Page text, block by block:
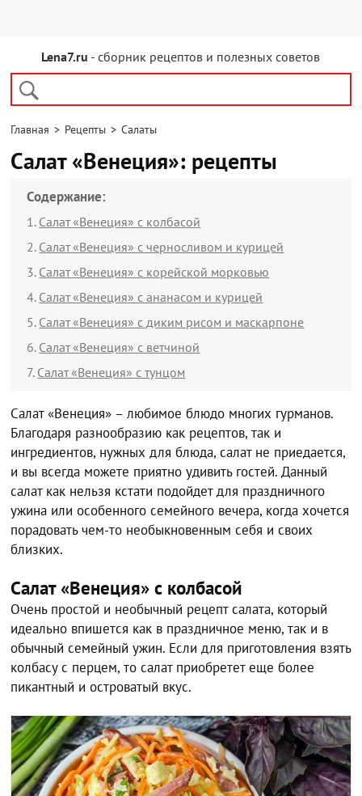
Lena7.ru - сборник рецептов и полезных советов
Главная > Рецепты >Салаты
Салат «Венеция»: рецепты
Содержание:
Салат «Венеция» с колбасой
Салат «Венеция» с черносливом и курицей
Салат «Венеция» с корейской морковью
Салат «Венеция» с ананасом и курицей
Салат «Венеция» с диким рисом и маскарпоне
Салат «Венеция» с ветчиной
Салат «Венеция» с тунцом
Салат «Венеция» – любимое блюдо многих гурманов.
Благодаря разнообразию как рецептов, так и
ингредиентов, нужных для блюда, салат не приедается,
и вы всегда можете приятно удивить гостей. Данный
салат как нельзя кстати подойдет для праздничного
ужина или особенного семейного вечера, когда хочется
порадовать чем-то необыкновенным себя и своих
близких.
Салат «Венеция» с колбасой
Очень простой и необычный рецепт салата, который
идеально впишется как в праздничное меню, так и в
обычный семейный ужин. Если для приготовления взять
колбасу с перцем, то салат приобретет еще более
пикантный и островатый вкус.